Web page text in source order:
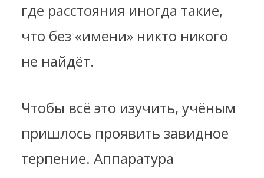
где расстояния иногда такие,
что без «имени» никто никого
не найдёт.
Чтобы всё это изучить, учёным
пришлось проявить завидное
терпение. Аппаратура